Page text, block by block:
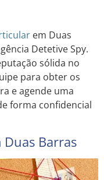
em Duas
Detetive Spy.
sólida no
para obter os
e agende uma
forma confidencial
Barras